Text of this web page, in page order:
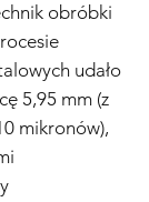
obróbki
udało
5,95 mm (z
mikronów),